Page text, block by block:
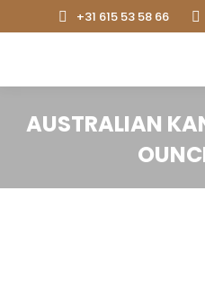
+31 615 53 58 66
AUSTRALIAN